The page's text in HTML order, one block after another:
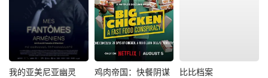
我的亚美尼亚幽灵 鸡肉帝国：快餐阴谋 比比档案